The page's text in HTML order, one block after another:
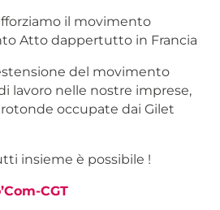
il movimento
Atto dappertutto in Francia
del movimento
lavoro nelle nostre imprese,
occupate dai Gilet
insieme è possibile !
CGT